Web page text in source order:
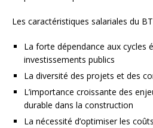
Les caractéristiques salariales du
La forte dépendance aux cycles
investissements publics
La diversité des projets et des
L’importance croissante des
durable dans la construction
La nécessité d’optimiser les